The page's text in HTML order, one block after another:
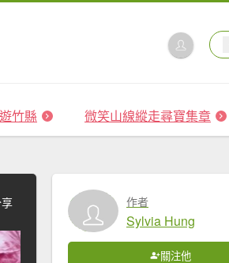
竹縣 微笑山線縱走尋寶集章
作者
Sylvia Hung
關注他